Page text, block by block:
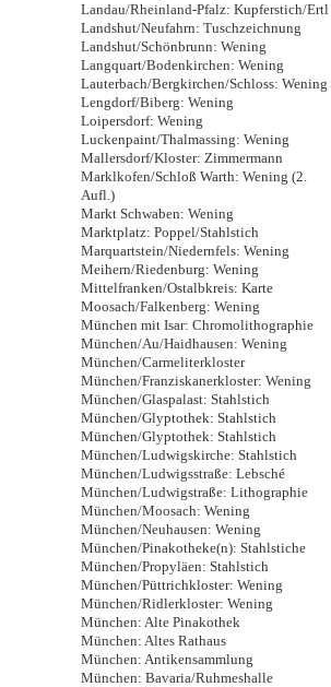
Landau/Rheinland-Pfalz: Kupferstich/Ertl
Landshut/Neufahrn: Tuschzeichnung
Landshut/Schönbrunn: Wening
Langquart/Bodenkirchen: Wening
Lauterbach/Bergkirchen/Schloss: Wening
Lengdorf/Biberg: Wening
Loipersdorf: Wening
Luckenpaint/Thalmassing: Wening
Mallersdorf/Kloster: Zimmermann
Marklkofen/Schloß Warth: Wening (2.
Aufl.)
Markt Schwaben: Wening
Marktplatz: Poppel/Stahlstich
Marquartstein/Niedernfels: Wening
Meihern/Riedenburg: Wening
Mittelfranken/Ostalbkreis: Karte
Moosach/Falkenberg: Wening
München mit Isar: Chromolithographie
München/Au/Haidhausen: Wening
München/Carmeliterkloster
München/Franziskanerkloster: Wening
München/Glaspalast: Stahlstich
München/Glyptothek: Stahlstich
München/Glyptothek: Stahlstich
München/Ludwigskirche: Stahlstich
München/Ludwigsstraße: Lebsché
München/Ludwigstraße: Lithographie
München/Moosach: Wening
München/Neuhausen: Wening
München/Pinakotheke(n): Stahlstiche
München/Propyläen: Stahlstich
München/Püttrichkloster: Wening
München/Ridlerkloster: Wening
München: Alte Pinakothek
München: Altes Rathaus
München: Antikensammlung
München: Bavaria/Ruhmeshalle